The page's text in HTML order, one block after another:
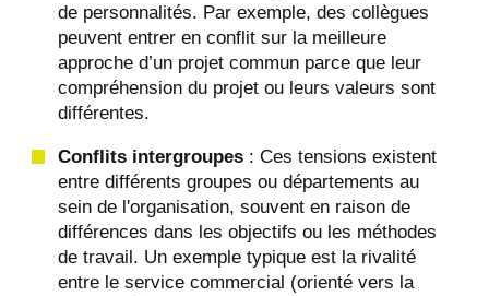
de personnalités. Par exemple, des collègues
peuvent entrer en conflit sur la meilleure
approche d’un projet commun parce que leur
compréhension du projet ou leurs valeurs sont
différentes​​.
Conflits intergroupes : Ces tensions existent
entre différents groupes ou départements au
sein de l'organisation, souvent en raison de
différences dans les objectifs ou les méthodes
de travail. Un exemple typique est la rivalité
entre le service commercial (orienté vers la